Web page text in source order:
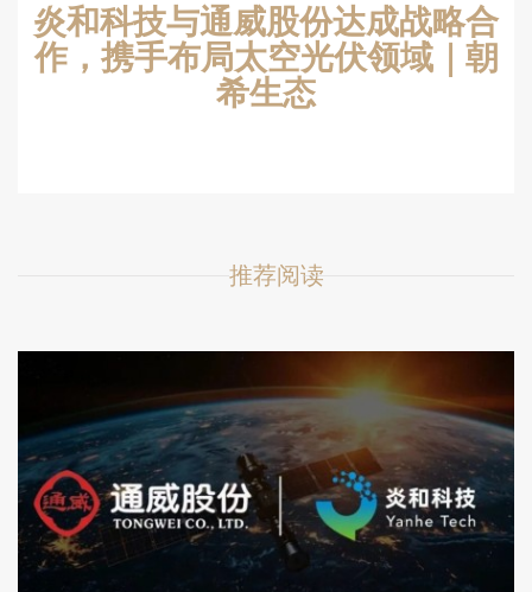
炎和科技与通威股份达成战略合
作，携手布局太空光伏领域｜朝
希生态
推荐阅读